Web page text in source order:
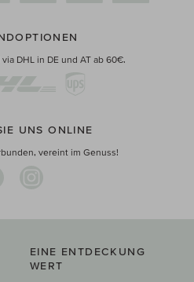
DHL in DE und AT ab 60€.
UNS ONLINE
vereint im Genuss!
EINE ENTDECKUNG
WERT